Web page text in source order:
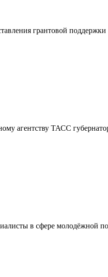
грантовой поддержки
агентству ТАСС
в сфере молодёжной